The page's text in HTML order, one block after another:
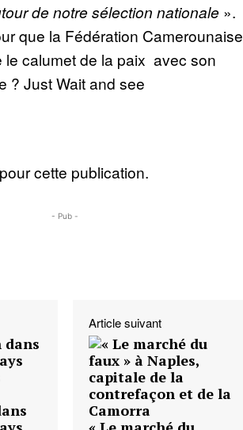
de notre sélection nationale».
que la Fédération Camerounaise
le calumet de la paix avec son
? Just Wait and see
cette publication.
- Pub -
Article suivant